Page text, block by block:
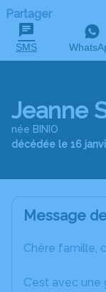
Partager
SMS
Jeanne
née BINIO
décédée le 16
Message
Chère famille,
C’est avec